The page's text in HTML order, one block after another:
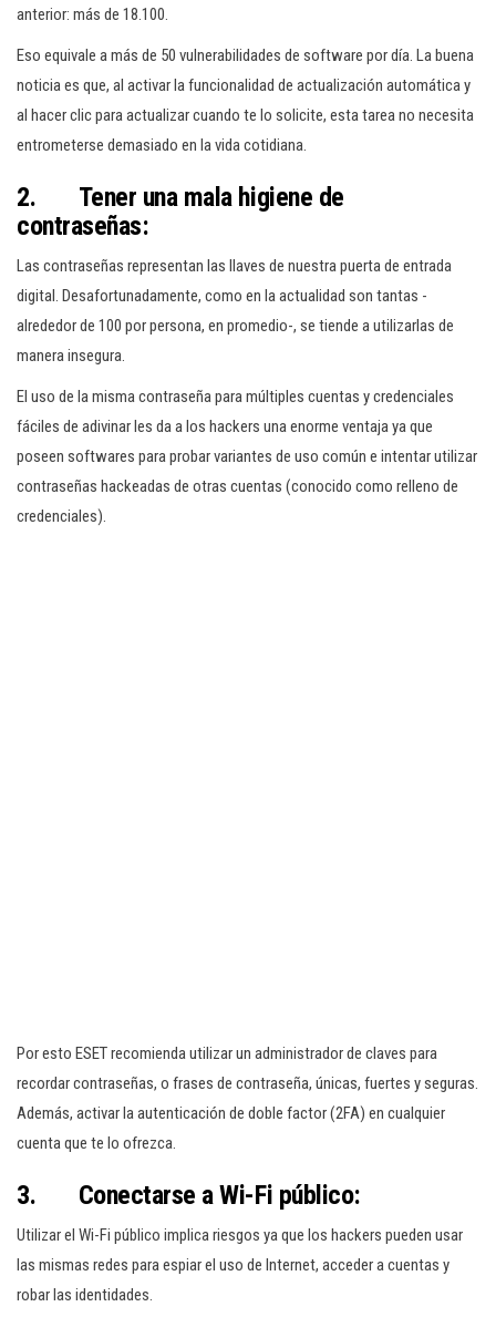
anterior: más de 18.100.
Eso equivale a más de 50 vulnerabilidades de software por día. La buena
noticia es que, al activar la funcionalidad de actualización automática y
al hacer clic para actualizar cuando te lo solicite, esta tarea no necesita
entrometerse demasiado en la vida cotidiana.
2. Tener una mala higiene de
contraseñas:
Las contraseñas representan las llaves de nuestra puerta de entrada
digital. Desafortunadamente, como en la actualidad son tantas -
alrededor de 100 por persona, en promedio-, se tiende a utilizarlas de
manera insegura.
El uso de la misma contraseña para múltiples cuentas y credenciales
fáciles de adivinar les da a los hackers una enorme ventaja ya que
poseen softwares para probar variantes de uso común e intentar utilizar
contraseñas hackeadas de otras cuentas (conocido como relleno de
credenciales).
Por esto ESET recomienda utilizar un administrador de claves para
recordar contraseñas, o frases de contraseña, únicas, fuertes y seguras.
Además, activar la autenticación de doble factor (2FA) en cualquier
cuenta que te lo ofrezca.
3. Conectarse a Wi-Fi público:
Utilizar el Wi-Fi público implica riesgos ya que los hackers pueden usar
las mismas redes para espiar el uso de Internet, acceder a cuentas y
robar las identidades.